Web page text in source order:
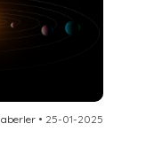
• 25-01-2025